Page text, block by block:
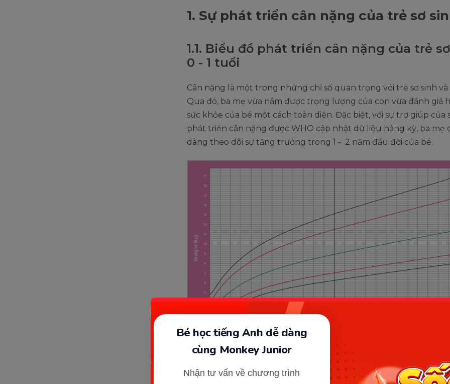
Bé học tiếng Anh dễ dàng
cùng Monkey Junior
Nhận tư vấn về chương trình
1. Sự phát triển cân nặng của trẻ sơ
1.1. Biểu đồ phát triển cân nặng của trẻ
0 - 1 tuổi
Cân nặng là một trong những chỉ số quan trọng với trẻ sơ sinh
Qua đó, ba mẹ vừa nắm được trọng lượng của con vừa đánh giá
sức khỏe của bé một cách toàn diện. Đặc biệt, với sự trợ giúp của
phát triển cân nặng được WHO cập nhật dữ liệu hàng kỳ, ba mẹ
dàng theo dõi sự tăng trưởng trong 1 - 2 năm đầu đời của bé.
Biểu đồ tăng trưởng cân nặng bé gái. (Ảnh: https://